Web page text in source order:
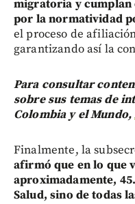
migratoria y
por la normatividad
el proceso de
garantizando así la
Para consultar
sobre sus temas de
Colombia y el Mundo,
Finalmente, la
afirmó que en lo que
aproximadamente,
Salud, sino de todas